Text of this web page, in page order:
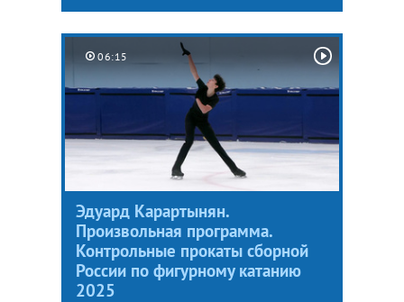
06:15
Эдуард Карартынян.
Произвольная программа.
Контрольные прокаты сборной
России по фигурному катанию
2025